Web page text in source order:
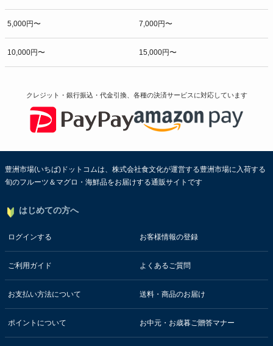
5,000円〜 7,000円〜
10,000円〜 15,000円〜
クレジット・銀行振込・代金引換、各種の決済サービスに対応しています
豊洲市場(いちば)ドットコムは、株式会社食文化が運営する豊洲市場に入荷する
旬のフルーツ＆マグロ・海鮮品をお届けする通販サイトです
はじめての方へ
ログインする お客様情報の登録
ご利用ガイド よくあるご質問
お支払い方法について 送料・商品のお届け
ポイントについて お中元・お歳暮ご贈答マナー